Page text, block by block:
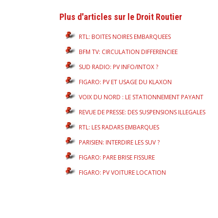
Plus d'articles sur le Droit Routier
RTL: BOITES NOIRES EMBARQUEES
BFM TV: CIRCULATION DIFFERENCIEE
SUD RADIO: PV INFO/INTOX ?
FIGARO: PV ET USAGE DU KLAXON
VOIX DU NORD : LE STATIONNEMENT PAYANT
REVUE DE PRESSE: DES SUSPENSIONS ILLEGALES
RTL: LES RADARS EMBARQUES
PARISIEN: INTERDIRE LES SUV ?
FIGARO: PARE BRISE FISSURE
FIGARO: PV VOITURE LOCATION